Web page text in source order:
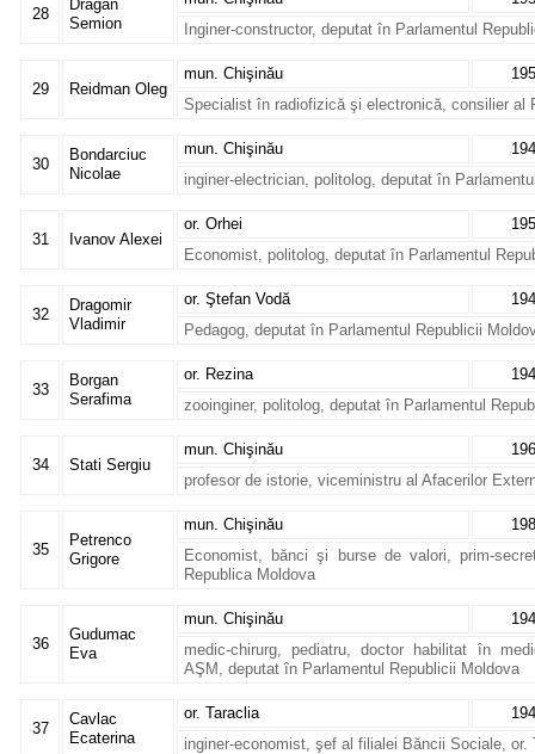
28
Dragan
Semion
Inginer-constructor, deputat în Parlamentul
29 Reidman Oleg
mun. Chişinău
Specialist în radiofizică şi electronică, consilier al
30
Bondarciuc
Nicolae
mun. Chişinău
inginer-electrician, politolog, deputat în
31 Ivanov Alexei
or. Orhei
Economist, politolog, deputat în Parlamentul
32
Dragomir
Vladimir
or. Ştefan Vodă
Pedagog, deputat în Parlamentul Republicii
33
Borgan
Serafima
or. Rezina
zooinginer, politolog, deputat în Parlamentul
34 Stati Sergiu
mun. Chişinău
profesor de istorie, viceministru al Afacerilor
35
Petrenco
Grigore
mun. Chişinău
Economist, bănci şi burse de valori, prim-
Republica Moldova
36
Gudumac
Eva
mun. Chişinău
medic-chirurg, pediatru, doctor habilitat în
AŞM, deputat în Parlamentul Republicii Moldova
37
Cavlac
Ecaterina
or. Taraclia
inginer-economist, şef al filialei Băncii Sociale, or.